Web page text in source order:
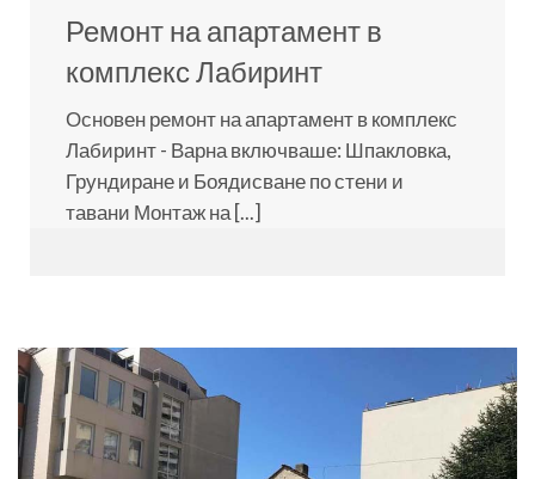
Ремонт на апартамент в
комплекс Лабиринт
Основен ремонт на апартамент в комплекс
Лабиринт - Варна включваше: Шпакловка,
Грундиране и Боядисване по стени и
тавани Монтаж на [...]